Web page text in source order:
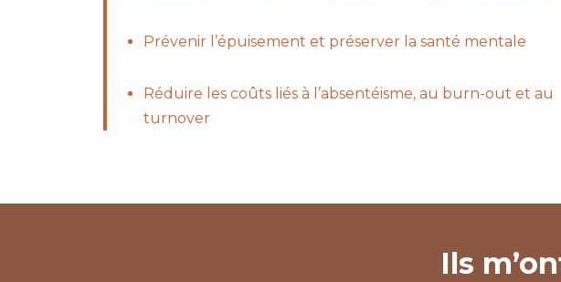
Prévenir l’épuisement et préserver la santé mentale
Réduire les coûts liés à l’absentéisme, au burn-out et au
turnover
Ils